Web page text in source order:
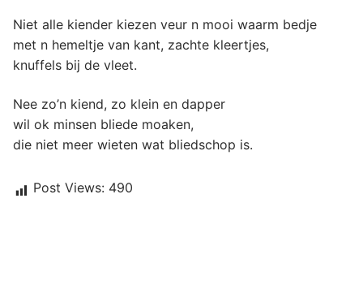
Niet alle kiender kiezen veur n mooi waarm bedje
met n hemeltje van kant, zachte kleertjes,
knuffels bij de vleet.
Nee zo’n kiend, zo klein en dapper
wil ok minsen bliede moaken,
die niet meer wieten wat bliedschop is.
Post Views: 490